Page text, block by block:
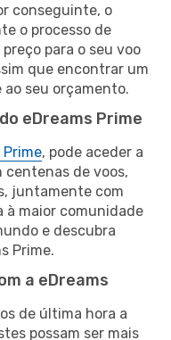
conseguinte, o
o processo de
para o seu voo
que encontrar um
seu orçamento.
eDreams Prime
Prime, pode aceder a
centenas de voos,
juntamente com
à maior comunidade
e descubra
Prime.
a eDreams
de última hora a
possam ser mais